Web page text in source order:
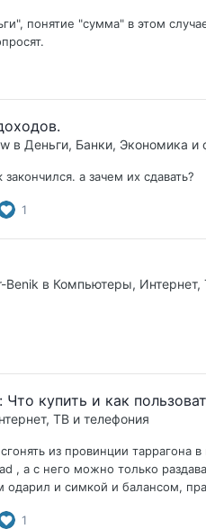
понятие "сумма" в этом
в Деньги, Банки, Экономика и
а зачем их сдавать?
1
Benik в Компьютеры, Интернет,
купить и как
ТВ и телефония
из провинции
, а с него можно только
и симкой и балансом,
1